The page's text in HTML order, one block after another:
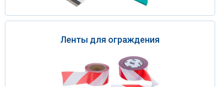
Ленты для ограждения